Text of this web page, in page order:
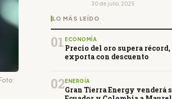
30 de julio, 2025
LO MÁS LEÍDO
01 ECONOMÍA
Precio del oro supera récord,
exporta con descuento
02 ENERGÍA
Gran Tierra Energy venderá